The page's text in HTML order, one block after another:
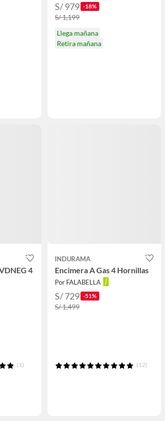
S/ 979 -18%
S/ 1,199
Llega mañana
Retira mañana
4
(1)
INDURAMA
Encimera A Gas 4 Hornillas
Por FALABELLA
S/ 729 -51%
S/ 1,499
(12)